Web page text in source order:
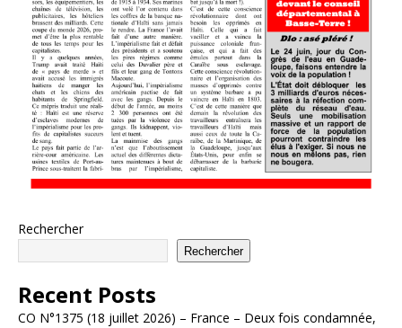
Rechercher
Rechercher
Recent Posts
CO N°1375 (18 juillet 2026) – France – Deux fois condamnée,